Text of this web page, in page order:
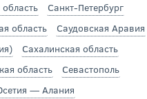
Санкт-Петербург
область
Саудовская Аравия
Сахалинская область
область
Севастополь
— Алания